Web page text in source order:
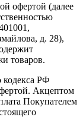
офертой (далее
д. 28),
товаров.
кодекса РФ
Акцептом
Покупателем